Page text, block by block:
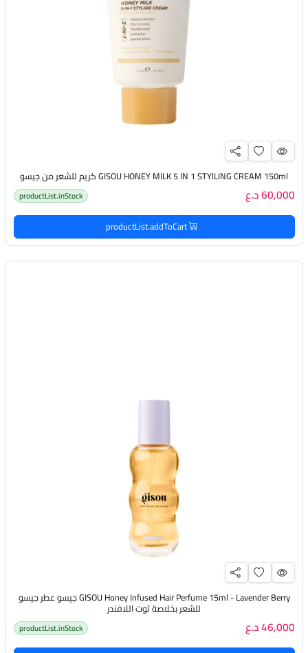
GISOU HONEY MILK 5 IN 1 STYlLING CREAM 150ml كريم للشعر من جيسو
60,000 د.ع productList.inStock
productList.addToCart
GISOU Honey Infused Hair Perfume 15ml - Lavender Berry جيسو عطر جيسو
للشعر بخلاصة توت اللافندر
46,000 د.ع productList.inStock